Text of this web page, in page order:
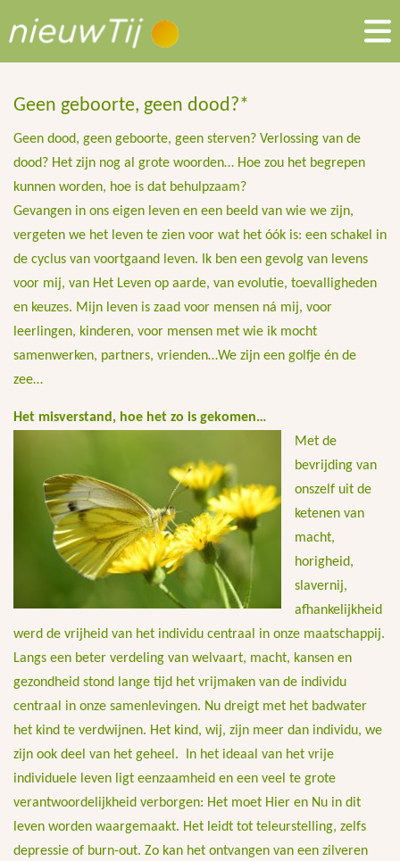
Geen geboorte, geen dood?*
Geen dood, geen geboorte, geen sterven? Verlossing van de
dood? Het zijn nog al grote woorden… Hoe zou het begrepen
kunnen worden, hoe is dat behulpzaam?
Gevangen in ons eigen leven en een beeld van wie we zijn,
vergeten we het leven te zien voor wat het óók is: een schakel in
de cyclus van voortgaand leven. Ik ben een gevolg van levens
voor mij, van Het Leven op aarde, van evolutie, toevalligheden
en keuzes. Mijn leven is zaad voor mensen ná mij, voor
leerlingen, kinderen, voor mensen met wie ik mocht
samenwerken, partners, vrienden…We zijn een golfje én de
zee…
Het misverstand, hoe het zo is gekomen…
Met de
bevrijding van
onszelf uit de
ketenen van
macht,
horigheid,
slavernij,
afhankelijkheid
werd de vrijheid van het individu centraal in onze maatschappij.
Langs een beter verdeling van welvaart, macht, kansen en
gezondheid stond lange tijd het vrijmaken van de individu
centraal in onze samenlevingen. Nu dreigt met het badwater
het kind te verdwijnen. Het kind, wij, zijn meer dan individu, we
zijn ook deel van het geheel. In het ideaal van het vrije
individuele leven ligt eenzaamheid en een veel te grote
verantwoordelijkheid verborgen: Het moet Hier en Nu in dit
leven worden waargemaakt. Het leidt tot teleurstelling, zelfs
depressie of burn-out. Zo kan het ontvangen van een zilveren